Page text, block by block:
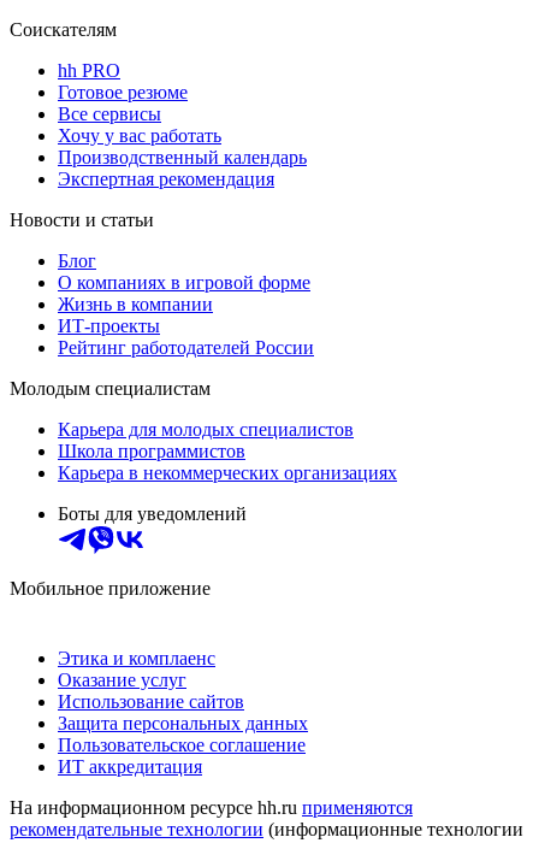
Соискателям
hh PRO
Готовое резюме
Все сервисы
Хочу у вас работать
Производственный календарь
Экспертная рекомендация
Новости и статьи
Блог
О компаниях в игровой форме
Жизнь в компании
ИТ-проекты
Рейтинг работодателей России
Молодым специалистам
Карьера для молодых специалистов
Школа программистов
Карьера в некоммерческих организациях
Боты для уведомлений
Мобильное приложение
Этика и комплаенс
Оказание услуг
Использование сайтов
Защита персональных данных
Пользовательское соглашение
ИТ аккредитация
На информационном ресурсе hh.ru применяются
рекомендательные технологии (информационные технологии